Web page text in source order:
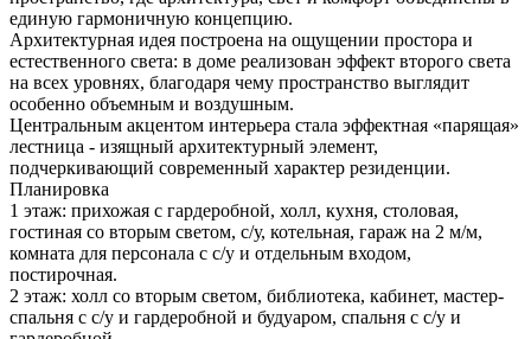
единую гармоничную концепцию.
Архитектурная идея построена на ощущении простора и
естественного света: в доме реализован эффект второго света
на всех уровнях, благодаря чему пространство выглядит
особенно объемным и воздушным.
Центральным акцентом интерьера стала эффектная «парящая»
лестница - изящный архитектурный элемент,
подчеркивающий современный характер резиденции.
Планировка
1 этаж: прихожая с гардеробной, холл, кухня, столовая,
гостиная со вторым светом, с/у, котельная, гараж на 2 м/м,
комната для персонала с с/у и отдельным входом,
постирочная.
2 этаж: холл со вторым светом, библиотека, кабинет, мастер-
спальня с с/у и гардеробной и будуаром, спальня с с/у и